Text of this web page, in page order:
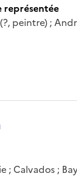
peintre) ;
; Calvados ;